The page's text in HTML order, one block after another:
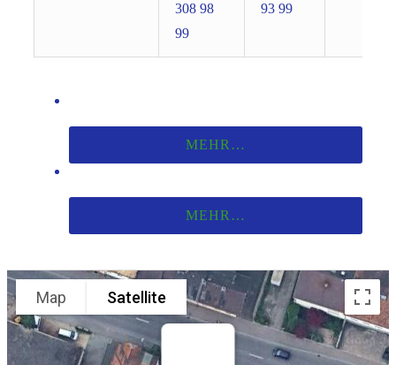
308 98
99
93 99
MEHR…
MEHR…
Map Satellite